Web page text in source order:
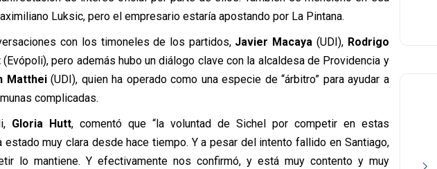
Luksic, pero el empresario estaría apostando por La Pintana.
con los timoneles de los partidos, Javier Macaya (UDI), Rodrigo
(Evópoli), pero además hubo un diálogo clave con la alcaldesa de Providencia y
Matthei(UDI), quien ha operado como una especie de “árbitro” para ayudar a
complicadas.
Gloria Hutt, comentó que “la voluntad de Sichel por competir en estas
muy clara desde hace tiempo. Y a pesar del intento fallido en Santiago,
lo mantiene. Y efectivamente nos confirmó, y está muy contento y muy